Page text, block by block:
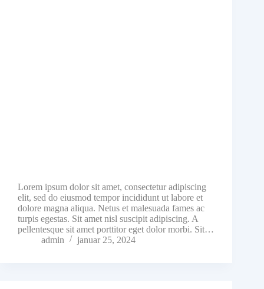
Lorem ipsum dolor sit amet, consectetur adipiscing
elit, sed do eiusmod tempor incididunt ut labore et
dolore magna aliqua. Netus et malesuada fames ac
turpis egestas. Sit amet nisl suscipit adipiscing. A
pellentesque sit amet porttitor eget dolor morbi. Sit…
admin
januar 25, 2024